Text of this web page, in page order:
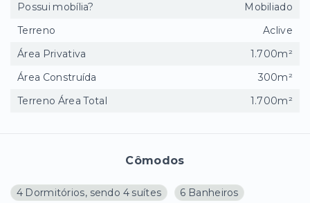
Cômodos
4 Dormitórios, sendo 4 suítes
6 Banheiros
Possui mobília?
Mobiliado
Terreno
Aclive
Área Privativa
1.700m²
Área Construída
300m²
Terreno Área Total
1.700m²